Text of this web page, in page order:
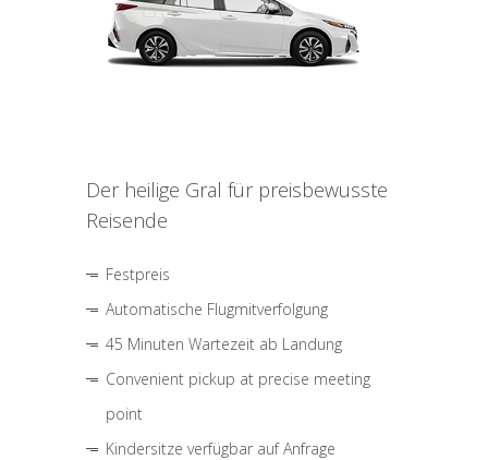
Der heilige Gral für preisbewusste
Reisende
Festpreis
Automatische Flugmitverfolgung
45 Minuten Wartezeit ab Landung
Convenient pickup at precise meeting
point
Kindersitze verfügbar auf Anfrage